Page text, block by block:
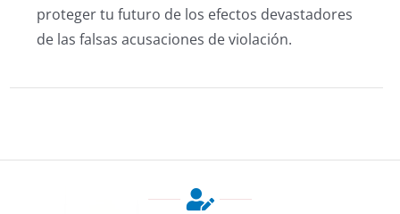
proteger tu futuro de los efectos devastadores
de las falsas acusaciones de violación.